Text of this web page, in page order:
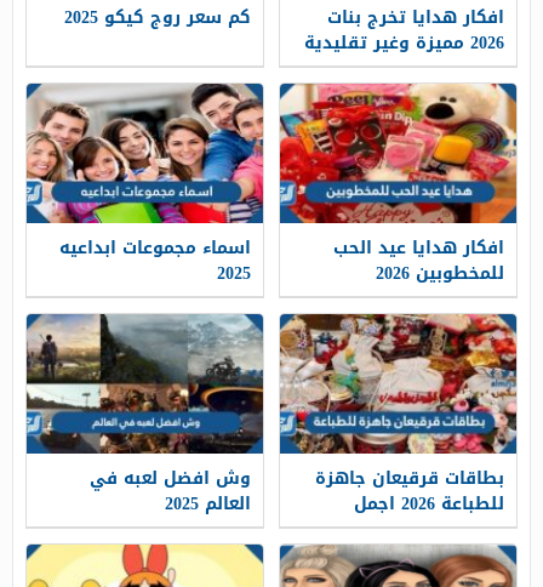
افكار هدايا تخرج بنات
2026 مميزة وغير تقليدية
كم سعر روج كيكو 2025
افكار هدايا عيد الحب
للمخطوبين 2026
اسماء مجموعات ابداعيه
2025
بطاقات قرقيعان جاهزة
للطباعة 2026 اجمل
خلفيات وثيمات ورمزيات
القرقيعان
وش افضل لعبه في
العالم 2025